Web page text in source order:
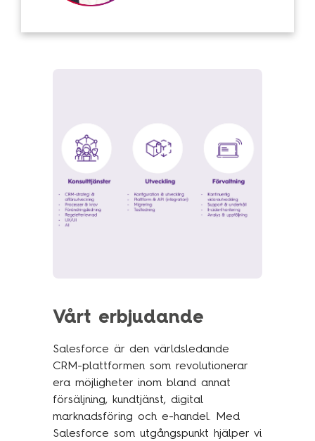
Vision och kultur
Meet the team
Aktuellt
Pressmeddelanden
Rapporter
Det digitala undret
Kontakta oss
Vårt erbjudande
Salesforce är den världsledande
CRM-plattformen som revolutionerar
era möjligheter inom bland annat
försäljning, kundtjänst, digital
marknadsföring och e-handel. Med
Salesforce som utgångspunkt hjälper vi